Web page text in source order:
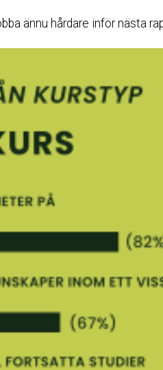
ännu hårdare inför nästa